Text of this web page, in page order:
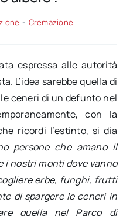
- Cremazione
espressa alle autorità
L’idea sarebbe quella di
ceneri di un defunto nel
con la
ricordi l’estinto, si dia
persone che amano il
i nostri monti dove vanno
erbe, funghi, frutti
di spargere le ceneri in
quella nel Parco di